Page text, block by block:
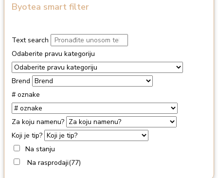
Byotea smart filter
Text search
Odaberite pravu kategoriju
Brend
# oznake
Za koju namenu?
Koji je tip?
Na stanju
Na rasprodaji(77)